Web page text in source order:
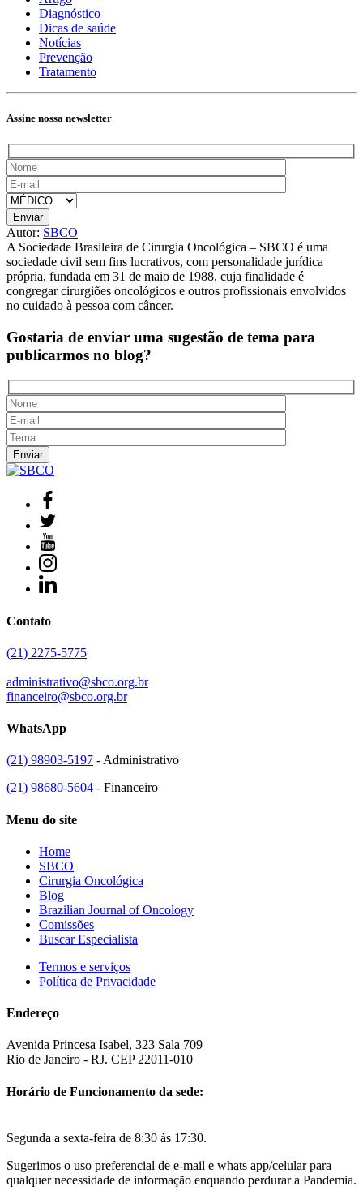
Diagnóstico
Dicas de saúde
Notícias
Prevenção
Tratamento
Assine nossa newsletter
Autor: SBCO
A Sociedade Brasileira de Cirurgia Oncológica – SBCO é uma
sociedade civil sem fins lucrativos, com personalidade jurídica
própria, fundada em 31 de maio de 1988, cuja finalidade é
congregar cirurgiões oncológicos e outros profissionais envolvidos
no cuidado à pessoa com câncer.
Gostaria de enviar uma sugestão de tema para
publicarmos no blog?
Contato
(21) 2275-5775
administrativo@sbco.org.br
financeiro@sbco.org.br
WhatsApp
(21) 98903-5197 - Administrativo
(21) 98680-5604 - Financeiro
Menu do site
Home
SBCO
Cirurgia Oncológica
Blog
Brazilian Journal of Oncology
Comissões
Buscar Especialista
Termos e serviços
Política de Privacidade
Endereço
Avenida Princesa Isabel, 323 Sala 709
Rio de Janeiro - RJ. CEP 22011-010
Horário de Funcionamento da sede:
Segunda a sexta-feira de 8:30 às 17:30.
Sugerimos o uso preferencial de e-mail e whats app/celular para
qualquer necessidade de informação enquando perdurar a Pandemia.